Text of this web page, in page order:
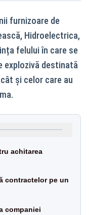
furnizoare de
Hidroelectrica,
felului în care se
destinată
și celor care au
achitarea
contractelor pe un
companiei